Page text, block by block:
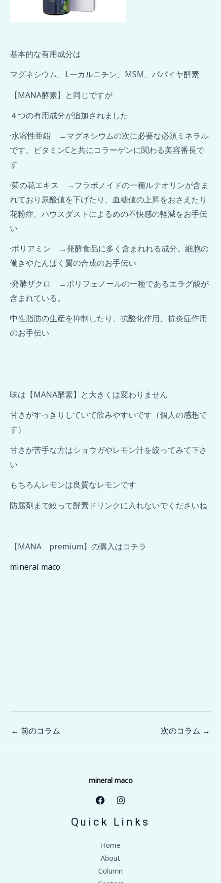
基本的な有用成分は
マグネシウム、Lーカルニチン、MSM、パパイヤ酵素
【MANA酵素】と同じですが
４つの有用成分が追加されました
·水溶性亜鉛 →マグネシウムの次に必要な必須ミネラル
です。ビタミンCと共にコラーゲンに関わる美容番長で
す
·菊の花エキス →フラボノイドの一種ルテオリンが含ま
れており尿酸値を下げたり、血糖値の上昇をおさえたり
花粉症、ハウスダストによるめの不快感の軽減をお手伝
い
·ポリアミン →発酵食品に多く含まれれる成分。細胞の
働きやたんぱく質の合成のお手伝い
·発酵ザクロ →ポリフェノールの一種であるエラグ酸が
含まれている。
中性脂肪の生産を抑制したり、抗酸化作用、抗炎症作用
のお手伝い
味は【MANA酵素】と大きくは変わりません
甘さがすっきりしていて飲みやすいです（個人の感想で
す）
甘さが苦手な方はショウガやレモン汁を絞ってみて下さ
い
もちろんレモンは良質なレモンです
防腐剤まで絞って酵素ドリンクに入れないでくださいね
【MANA premium】の購入はコチラ
mineral maco
← 前のコラム 次のコラム →
mineral maco
Quick Links
Home
About
Column